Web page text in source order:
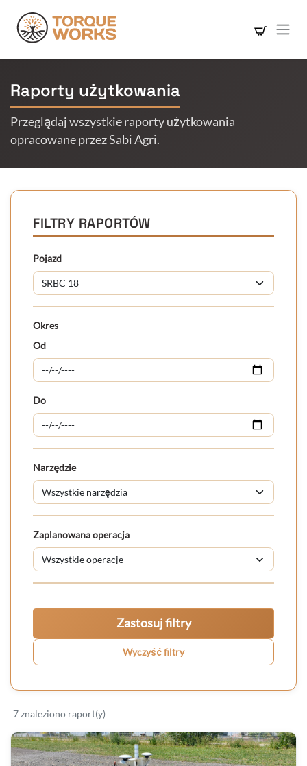
Raporty użytkowania
Przeglądaj wszystkie raporty użytkowania
opracowane przez Sabi Agri.
FILTRY RAPORTÓW
Pojazd
Okres
Od
Do
Narzędzie
Zaplanowana operacja
Zastosuj filtry
Wyczyść filtry
7 znaleziono raport(y)